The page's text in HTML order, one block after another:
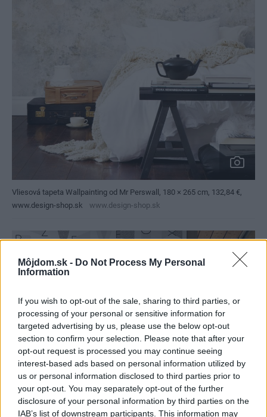
Môjdom.sk - Do Not Process My Personal
Information
If you wish to opt-out of the sale, sharing to third parties, or
processing of your personal or sensitive information for
targeted advertising by us, please use the below opt-out
section to confirm your selection. Please note that after your
opt-out request is processed you may continue seeing
interest-based ads based on personal information utilized by
us or personal information disclosed to third parties prior to
your opt-out. You may separately opt-out of the further
disclosure of your personal information by third parties on the
IAB’s list of downstream participants. This information may
Vliesová tapeta Wallpainting od Mr Perswall, 180 × 265 cm, 132,84 €,
www.design-shop.sk
www.design-shop.sk